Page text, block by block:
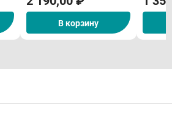
В корзину